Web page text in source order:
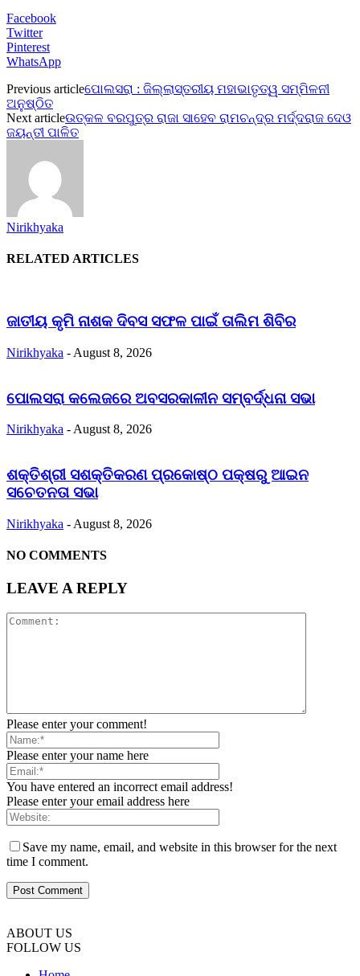
Facebook
Twitter
Pinterest
WhatsApp
Previous articleପୋଲସରା : ଜିଲ୍ଲାସ୍ତରୀୟ ମହାଭାତୃତ୍ୱ ସମ୍ମିଳନୀ
ଅନୁଷ୍ଠିତ
Next articleଉତ୍କଳ ବରପୁତ୍ର ରାଜା ସାହେବ ରାମଚନ୍ଦ୍ର ମର୍ଦ୍ଦରାଜ ଦେଓ
ଜୟନ୍ତୀ ପାଳିତ
Nirikhyaka
RELATED ARTICLES
ଜାତୀୟ କୃମି ନାଶକ ଦିବସ ସଫଳ ପାଇଁ ତାଲିମ ଶିବିର
Nirikhyaka - August 8, 2026
ପୋଲସରା କଲେଜରେ ଅବସରକାଳୀନ ସମ୍ବର୍ଦ୍ଧନା ସଭା
Nirikhyaka - August 8, 2026
ଶକ୍ତିଶ୍ରୀ ସଶକ୍ତିକରଣ ପ୍ରକୋଷ୍ଠ ପକ୍ଷରୁ ଆଇନ
ସଚେତନତା ସଭା
Nirikhyaka - August 8, 2026
NO COMMENTS
LEAVE A REPLY
Please enter your comment!
Please enter your name here
You have entered an incorrect email address!
Please enter your email address here
Save my name, email, and website in this browser for the next
time I comment.
ABOUT US
FOLLOW US